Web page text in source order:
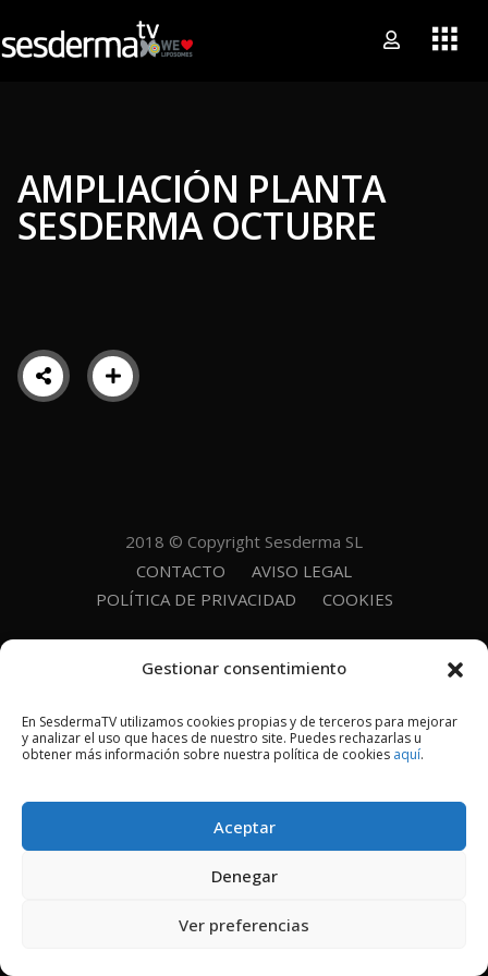
Gestionar consentimiento
En SesdermaTV utilizamos cookies propias y de terceros para mejorar
y analizar el uso que haces de nuestro site. Puedes rechazarlas u
obtener más información sobre nuestra política de cookies aquí.
Aceptar
Denegar
Ver preferencias
AMPLIACIÓN PLANTA
SESDERMA OCTUBRE
2018 © Copyright Sesderma SL
CONTACTO
AVISO LEGAL
POLÍTICA DE PRIVACIDAD
COOKIES